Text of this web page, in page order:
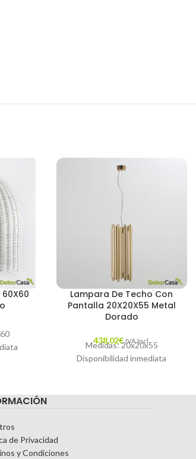
Lampara De Techo Con
Pantalla 20X20X55 Metal
Dorado
438,02€ IVA Incl.
Medidas: 20x20x55
Disponibilidad inmediata
de Privacidad
y Condiciones